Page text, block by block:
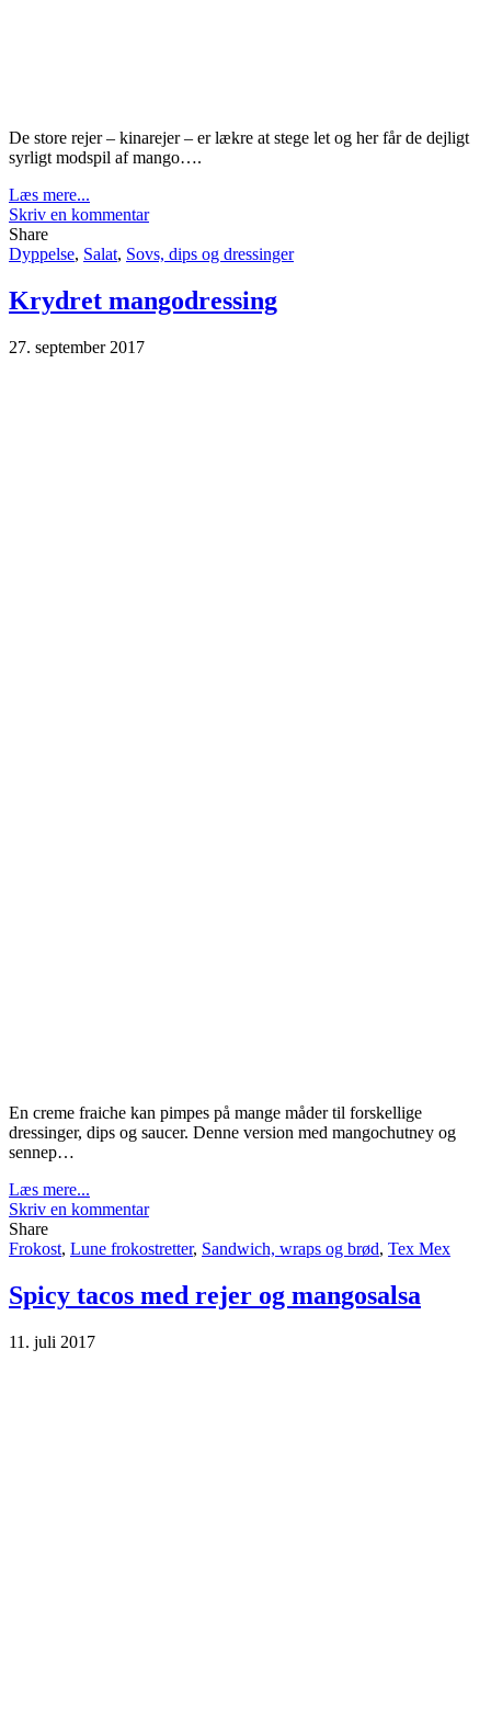
De store rejer – kinarejer – er lækre at stege let og her får de dejligt
syrligt modspil af mango….
Læs mere...
Skriv en kommentar
Share
Dyppelse, Salat, Sovs, dips og dressinger
Krydret mangodressing
27. september 2017
En creme fraiche kan pimpes på mange måder til forskellige
dressinger, dips og saucer. Denne version med mangochutney og
sennep…
Læs mere...
Skriv en kommentar
Share
Frokost, Lune frokostretter, Sandwich, wraps og brød, Tex Mex
Spicy tacos med rejer og mangosalsa
11. juli 2017